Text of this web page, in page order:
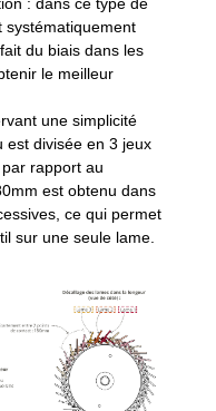
: dans ce type de
systématiquement
du biais dans les
le meilleur
une simplicité
est divisée en 3 jeux
rapport au
est obtenu dans
ce qui permet
sur une seule lame.